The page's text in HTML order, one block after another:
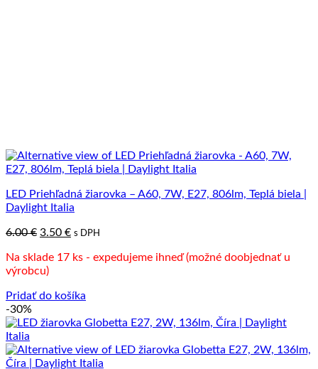
LED Priehľadná žiarovka – A60, 7W, E27, 806lm, Teplá biela |
Daylight Italia
6.00€ Pôvodná
bola:
6.00 €.
3.50 €Aktuálna
je:
s DPH
Na sklade 17 ks - expedujeme ihneď (možné doobjednať u
výrobcu)
Pridať do košíka
-30%